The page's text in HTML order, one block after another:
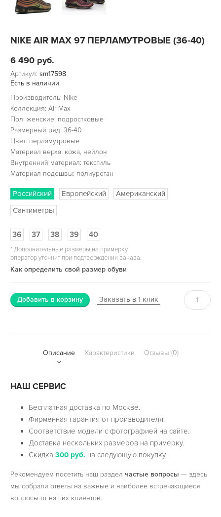
NIKE AIR MAX 97 ПЕРЛАМУТРОВЫЕ (36-40)
6 490 руб.
Артикул: sm17598
Есть в наличии
Производитель: Nike
Коллекция: Air Max
Пол: женские, подростковые
Размерный ряд: 36-40
Цвет: перламутровые
Материал верха: кожа, нейлон
Внутренний материал: текстиль
Материал подошвы: полиуретан
Российский Европейский
Американский
Сантиметры
36 37 38 39 40
*Дополнительные размеры на примерку
оператор уточнит при подтверждении заказа.
Как определить свой размер обуви
Добавить в корзину Заказать в 1 клик
Описание Характеристики Отзывы (0)
НАШ СЕРВИС
Бесплатная доставка по Москве.
Фирменная гарантия от производителя.
Соответствие модели с фотографией на сайте.
Доставка нескольких размеров на примерку.
Скидка300 руб. на следующую покупку.
Рекомендуем посетить наш раздел частые вопросы — здесь
мы собрали ответы на важные и наиболее встречающиеся
вопросы от наших клиентов.